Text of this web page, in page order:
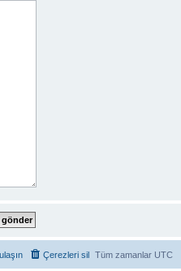
Tüm zamanlar UTC
Çerezleri sil